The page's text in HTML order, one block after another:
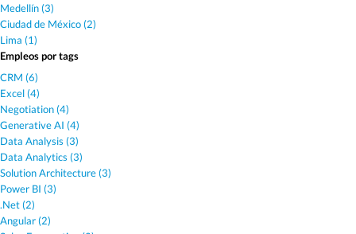
Medellín (3)
Ciudad de México (2)
Lima (1)
Empleos por tags
CRM (6)
Excel (4)
Negotiation (4)
Generative AI (4)
Data Analysis (3)
Data Analytics (3)
Solution Architecture (3)
Power BI (3)
.Net (2)
Angular (2)